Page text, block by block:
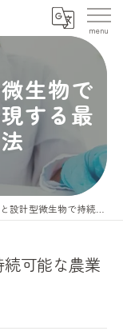
生物で
する最
で持続可能な農業を実現する最新技術と活用法
可能な農業